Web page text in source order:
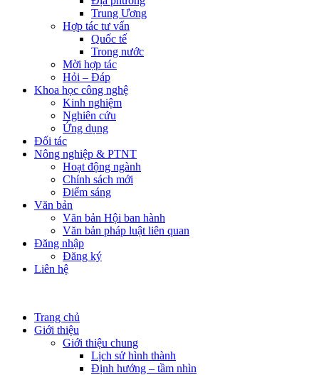
Trung Ương
Hợp tác tư vấn
Quốc tế
Trong nước
Mời hợp tác
Hỏi – Đáp
Khoa học công nghệ
Kinh nghiệm
Nghiên cứu
Ứng dụng
Đối tác
Nông nghiệp & PTNT
Hoạt động ngành
Chính sách mới
Điểm sáng
Văn bản
Văn bản Hội ban hành
Văn bản pháp luật liên quan
Đăng nhập
Đăng ký
Liên hệ
Trang chủ
Giới thiệu
Giới thiệu chung
Lịch sử hình thành
Định hướng – tầm nhìn